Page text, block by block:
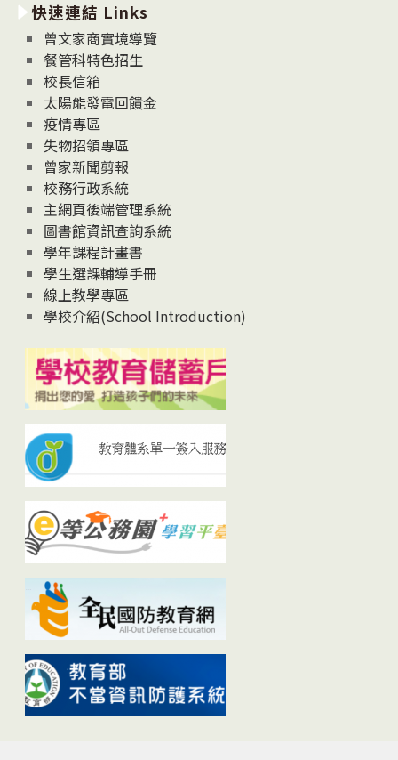
消
息
News
快速連結 Links
曾文家商實境導覽
餐管科特色招生
校長信箱
太陽能發電回饋金
疫情專區
失物招領專區
曾家新聞剪報
校務行政系統
主網頁後端管理系統
圖書館資訊查詢系統
學年課程計畫書
學生選課輔導手冊
線上教學專區
學校介紹(School Introduction)